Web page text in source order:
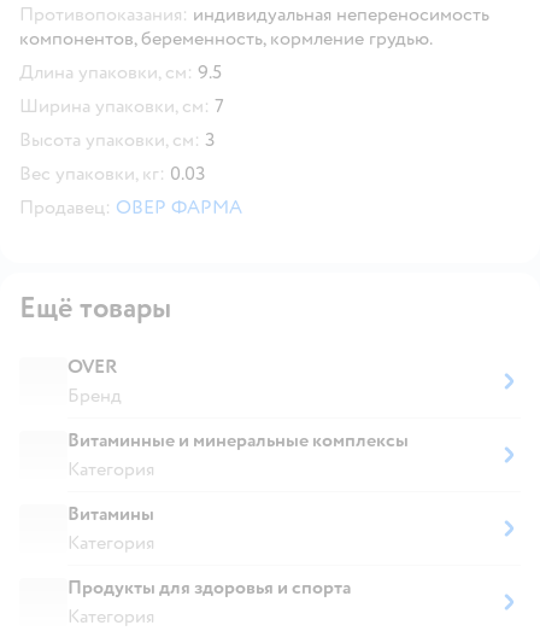
Противопоказания: индивидуальная непереносимость
компонентов, беременность, кормление грудью.
Длина упаковки, см: 9.5
Ширина упаковки, см: 7
Высота упаковки, см: 3
Вес упаковки, кг: 0.03
Продавец: ОВЕР ФАРМА
Ещё товары
OVER
Бренд
Витаминные и минеральные комплексы
Категория
Витамины
Категория
Продукты для здоровья и спорта
Категория